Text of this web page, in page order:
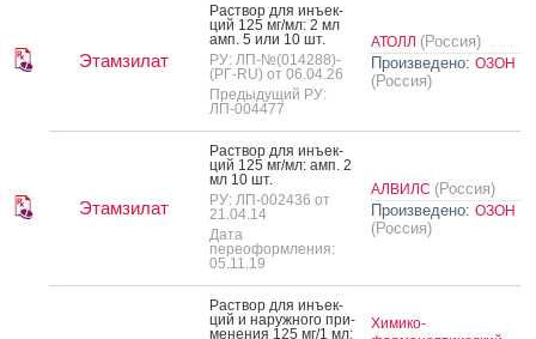
Этамзилат
Рас­твор для инъ­ек­
ций 125 мг/мл: 2 мл
амп. 5 или 10 шт.
РУ: ЛП-№(014288)-
(РГ-RU) от 06.04.26
Предыдущий РУ:
ЛП-004477
АТОЛЛ (Россия)
Произведено: ОЗОН
(Россия)
Этамзилат
Рас­твор для инъ­ек­
ций 125 мг/мл: амп. 2
мл 10 шт.
РУ: ЛП-002436 от
21.04.14
Дата
переоформления:
05.11.19
АЛВИЛС (Россия)
Произведено: ОЗОН
(Россия)
Рас­твор для инъ­ек­
ций и на­руж­но­го при­
мене­ния 125 мг/1 мл:
Химико-